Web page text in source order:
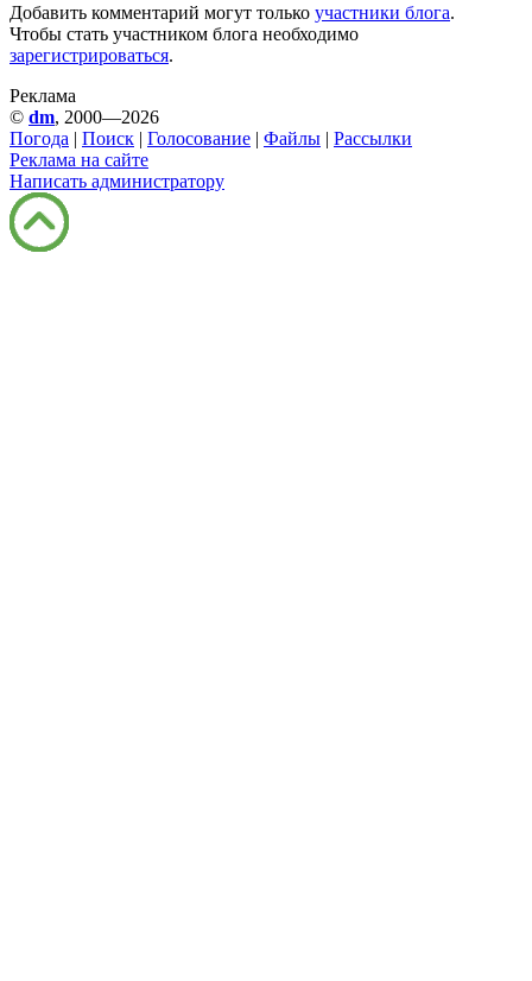
Добавить комментарий могут только участники блога.
Чтобы стать участником блога необходимо
зарегистрироваться.
Реклама
© dm, 2000—2026
Погода | Поиск | Голосование | Файлы | Рассылки
Реклама на сайте
Написать администратору